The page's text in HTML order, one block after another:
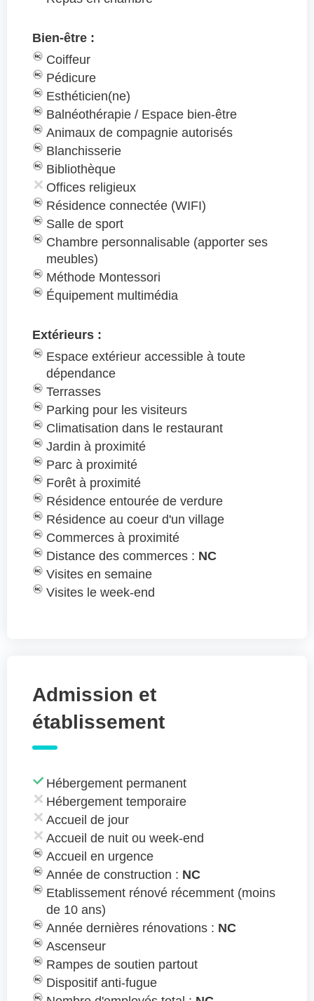
Bien-être :
Coiffeur
Pédicure
Esthéticien(ne)
Balnéothérapie / Espace bien-être
Animaux de compagnie autorisés
Blanchisserie
Bibliothèque
Offices religieux
Résidence connectée (WIFI)
Salle de sport
Chambre personnalisable (apporter ses
meubles)
Méthode Montessori
Équipement multimédia
Extérieurs :
Espace extérieur accessible à toute
dépendance
Terrasses
Parking pour les visiteurs
Climatisation dans le restaurant
Jardin à proximité
Parc à proximité
Forêt à proximité
Résidence entourée de verdure
Résidence au coeur d'un village
Commerces à proximité
Distance des commerces : NC
Visites en semaine
Visites le week-end
Admission et
établissement
Hébergement permanent
Hébergement temporaire
Accueil de jour
Accueil de nuit ou week-end
Accueil en urgence
Année de construction : NC
Etablissement rénové récemment (moins
de 10 ans)
Année dernières rénovations : NC
Ascenseur
Rampes de soutien partout
Dispositif anti-fugue